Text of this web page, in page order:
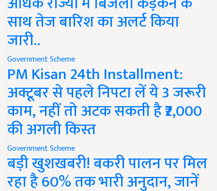
साथ तेज बारिश का अलर्ट किया
जारी..
Government Scheme
PM Kisan 24th Installment:
अक्टूबर से पहले निपटा लें ये 3 जरूरी
काम, नहीं तो अटक सकती है ₹2,000
की अगली किस्त
Government Scheme
बड़ी खुशखबरी! बकरी पालन पर मिल
रहा है 60% तक भारी अनुदान, जानें